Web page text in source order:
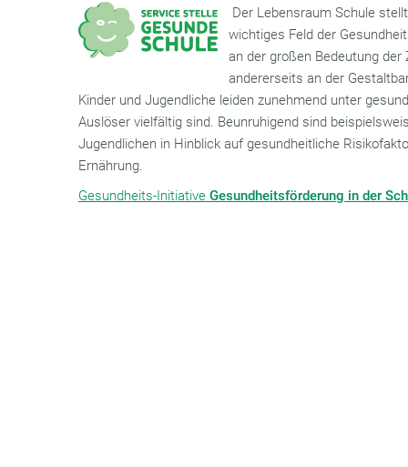
Der Lebensraum Schule
wichtiges Feld der
an der großen Bedeutung der
andererseits an der
Kinder und Jugendliche leiden zunehmend unter
Auslöser vielfältig sind. Beunruhigend sind
Jugendlichen in Hinblick auf gesundheitliche
Ernährung.
Gesundheits-InitiativeGesundheitsförderung in der